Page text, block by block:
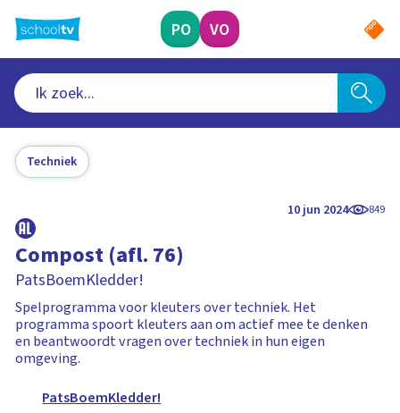
naar
hoofdinhoud
PO VO
Techniek
10 jun 2024 849
Compost (afl. 76)
PatsBoemKledder!
Spelprogramma voor kleuters over techniek. Het
programma spoort kleuters aan om actief mee te denken
en beantwoordt vragen over techniek in hun eigen
omgeving.
PatsBoemKledder!